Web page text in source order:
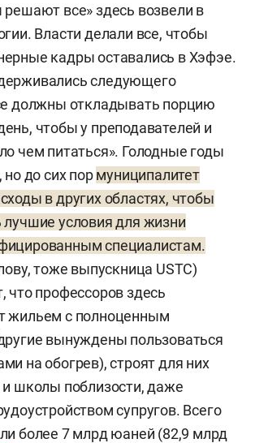
все» здесь возвели в
Власти делали все, чтобы
кадры оставались в Хэфэе.
следующего
должны откладывать порцию
чтобы у преподавателей и
чем питаться». Голодные годы
до сих пормуниципалитет
в других областях, чтобы
лучшие условия для жизни
специалистам.
тоже выпускница USTC)
что профессоров здесь
жильем с полноценным
вынуждены пользоваться
на обогрев), строят для них
школы поблизости, даже
супругов. Всего
более 7 млрд юаней (82,9 млрд